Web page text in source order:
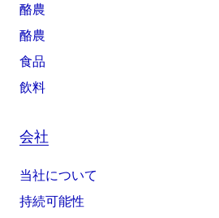
酪農
酪農
食品
飲料
会社
当社について
持続可能性